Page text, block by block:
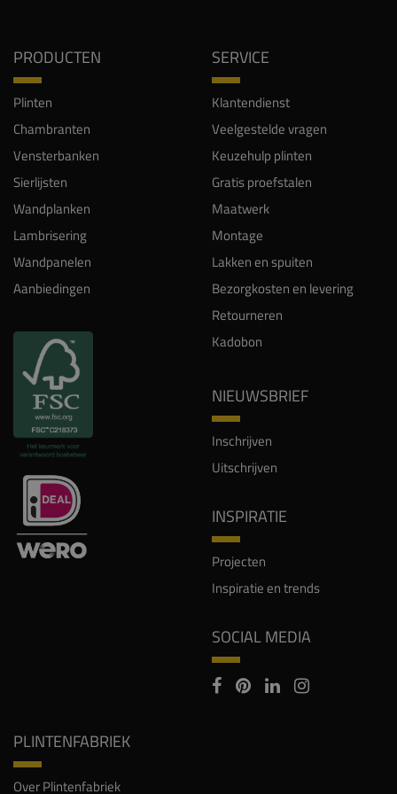
PRODUCTEN
Plinten
Chambranten
Vensterbanken
Sierlijsten
Wandplanken
Lambrisering
Wandpanelen
Aanbiedingen
SERVICE
Klantendienst
Veelgestelde vragen
Keuzehulp plinten
Gratis proefstalen
Maatwerk
Montage
Lakken en spuiten
Bezorgkosten en levering
Retourneren
Kadobon
NIEUWSBRIEF
Inschrijven
Uitschrijven
INSPIRATIE
Projecten
Inspiratie en trends
SOCIAL MEDIA
PLINTENFABRIEK
Over Plintenfabriek